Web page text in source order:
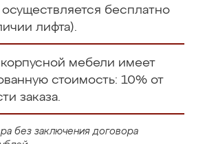
бесплатно
лифта).
мебели имеет
стоимость: 10% от
заказа.
без заключения договора